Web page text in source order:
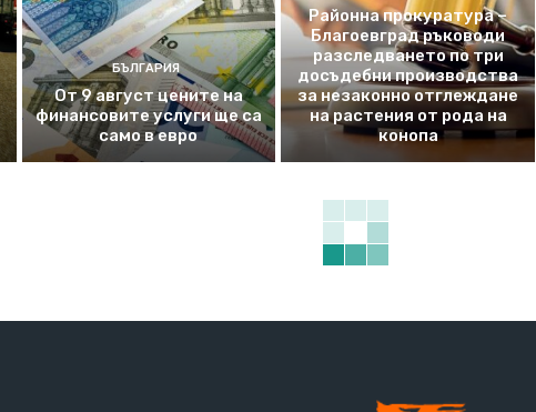
БЪЛГАРИЯ
От 9 август цените на
финансовите услуги ще са
само в евро
Районна прокуратура –
Благоевград ръководи
разследването по три
досъдебни производства
за незаконно отглеждане
на растения от рода на
конопа